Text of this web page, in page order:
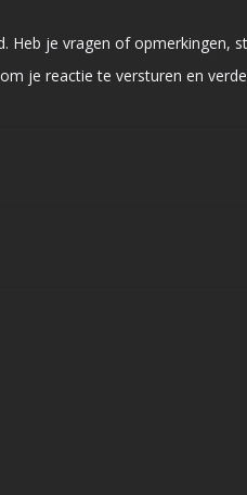
Heb je vragen of opmerkingen,
je reactie te versturen en